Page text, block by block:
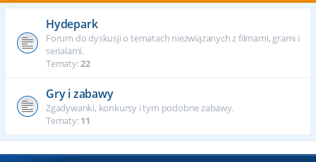
Hydepark
Forum do dyskusji o tematach niezwiązanych z filmami, grami i
serialami.
Tematy:22
Gry i zabawy
Zgadywanki, konkursy i tym podobne zabawy.
Tematy:11